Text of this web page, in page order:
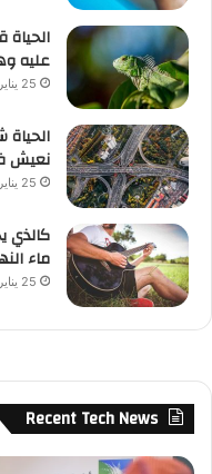
عليه
25 يناير، 2022
الحياة
نعيش
25 يناير، 2022
كالذي
ماء
25 يناير، 2022
Recent Tech News